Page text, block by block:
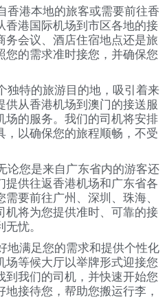
香港本地的旅客或需要前往香
香港国际机场到市区各地的接
务会议、酒店住宿地点还是旅
您的需求准时接您，并确保您
独特的旅游目的地，吸引着来
供从香港机场到澳门的接送服
场的服务。我们的司机将安排
，以确保您的旅程顺畅，不受
论您是来自广东省内的游客还
提供往返香港机场和广东省各
要前往广州、深圳、珠海、
机将为您提供准时、可靠的接
忧。
地满足您的需求和提供个性化
场等候大厅以举牌形式迎接您
到我们的司机，并快速开始您
接待您，帮助您搬运行李，